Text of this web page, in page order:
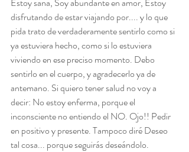
disfrutando de estar viajando por.... y lo que
pida trato de verdaderamente sentirlo como si
ya estuviera hecho, como si lo estuviera
viviendo en ese preciso momento. Debo
sentirlo en el cuerpo, y agradecerlo ya de
antemano. Si quiero tener salud no voy a
decir: No estoy enferma, porque el
inconsciente no entiendo el NO. Ojo!! Pedir
en positivo y presente. Tampoco diré Deseo
tal cosa... porque seguirás deseándolo.